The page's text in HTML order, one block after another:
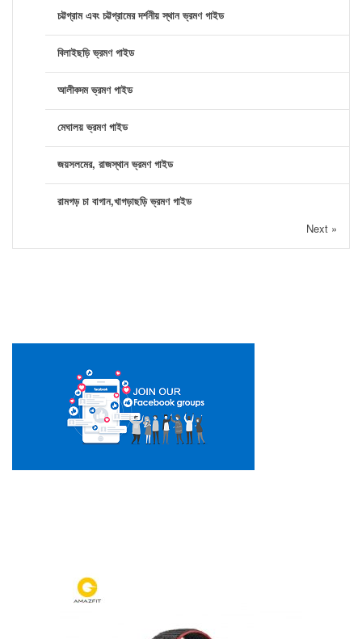
চট্টগ্রাম এবং চট্টগ্রামের দর্শনীয় স্থান ভ্রমণ গাইড
বিলাইছড়ি ভ্রমণ গাইড
আলীকদম ভ্রমণ গাইড
মেঘালয় ভ্রমণ গাইড
জয়সলমের, রাজস্থান ভ্রমণ গাইড
রামগড় চা বাগান,খাগড়াছড়ি ভ্রমণ গাইড
Next »